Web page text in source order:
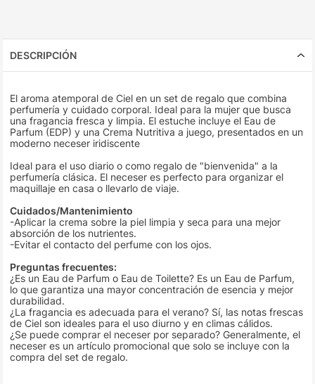
DESCRIPCIÓN
El aroma atemporal de Ciel en un set de regalo que combina
perfumería y cuidado corporal. Ideal para la mujer que busca
una fragancia fresca y limpia. El estuche incluye el Eau de
Parfum (EDP) y una Crema Nutritiva a juego, presentados en un
moderno neceser iridiscente
Ideal para el uso diario o como regalo de "bienvenida" a la
perfumería clásica. El neceser es perfecto para organizar el
maquillaje en casa o llevarlo de viaje.
Cuidados/Mantenimiento
-Aplicar la crema sobre la piel limpia y seca para una mejor
absorción de los nutrientes.
-Evitar el contacto del perfume con los ojos.
Preguntas frecuentes:
¿Es un Eau de Parfum o Eau de Toilette? Es un Eau de Parfum,
lo que garantiza una mayor concentración de esencia y mejor
durabilidad.
¿La fragancia es adecuada para el verano? Sí, las notas frescas
de Ciel son ideales para el uso diurno y en climas cálidos.
¿Se puede comprar el neceser por separado? Generalmente, el
neceser es un artículo promocional que solo se incluye con la
compra del set de regalo.